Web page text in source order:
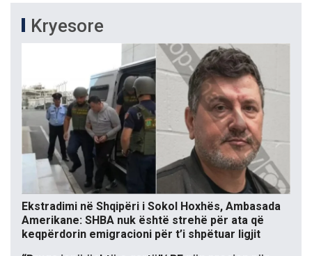
Kryesore
Ekstradimi në Shqipëri i Sokol Hoxhës, Ambasada
Amerikane: SHBA nuk është strehë për ata që
keqpërdorin emigracioni për t’i shpëtuar ligjit